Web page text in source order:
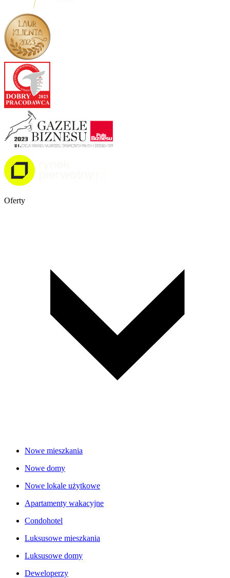
Oferty
Nowe mieszkania
Nowe domy
Nowe lokale użytkowe
Apartamenty wakacyjne
Condohotel
Luksusowe mieszkania
Luksusowe domy
Deweloperzy